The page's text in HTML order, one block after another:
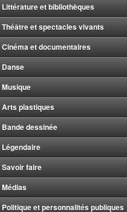
Littérature et bibliothèques
Théâtre et spectacles vivants
Cinéma et documentaires
Danse
Musique
Arts plastiques
Bande dessinée
Légendaire
Savoir faire
Médias
Politique et personnalités publiques